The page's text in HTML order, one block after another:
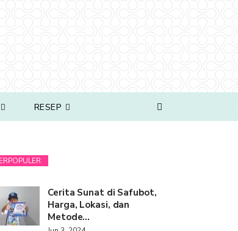
RESEP
Cerita Sunat di Safubot,
Harga, Lokasi, dan
Metode…